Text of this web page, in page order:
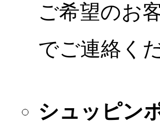
ご希望のお
でご連絡く
シュッピン